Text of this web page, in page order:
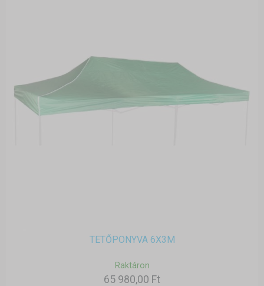
TETŐPONYVA 6X3M
Raktáron
65 980,00 Ft